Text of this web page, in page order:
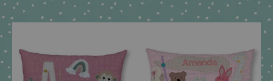
Carousel items